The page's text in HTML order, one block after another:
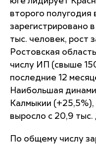
второго полугодия
зарегистрировано
тыс. человек, рост
Ростовская
числу ИП (свыше
последние 12
Наибольшая
Калмыкии (+25,5%),
выросло с 20,9 тыс.
По общему числу